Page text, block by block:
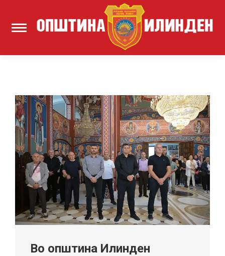
Во општина Илинден